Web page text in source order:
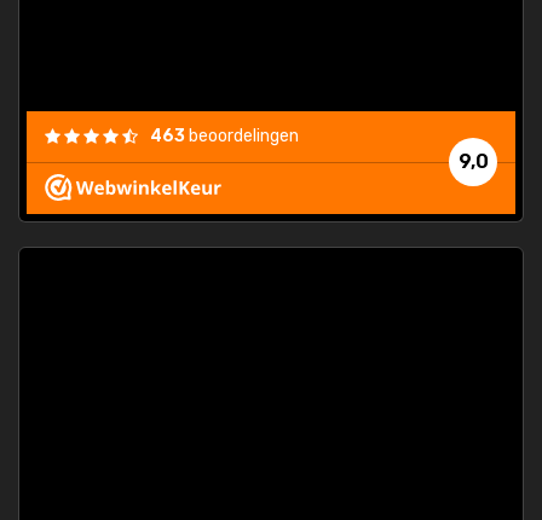
9,0
463 beoordelingen